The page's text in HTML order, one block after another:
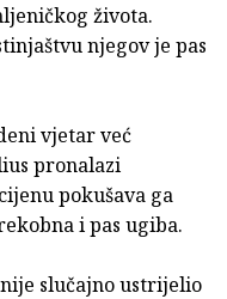
života.
njegov je pas
vjetar već
pronalazi
pokušava ga
i pas ugiba.
slučajno ustrijelio